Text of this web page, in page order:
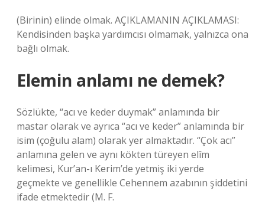
(Birinin) elinde olmak. AÇIKLAMANIN AÇIKLAMASI:
Kendisinden başka yardımcısı olmamak, yalnızca ona
bağlı olmak.
Elemin anlamı ne demek?
Sözlükte, “acı ve keder duymak” anlamında bir
mastar olarak ve ayrıca “acı ve keder” anlamında bir
isim (çoğulu alam) olarak yer almaktadır. “Çok acı”
anlamına gelen ve aynı kökten türeyen elîm
kelimesi, Kur’an-ı Kerim’de yetmiş iki yerde
geçmekte ve genellikle Cehennem azabının şiddetini
ifade etmektedir (M. F.